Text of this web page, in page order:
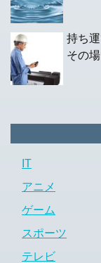
持ち
その
IT
アニメ
ゲーム
スポーツ
テレビ